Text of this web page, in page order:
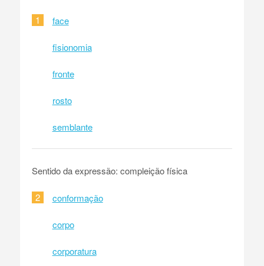
1 face
fisionomia
fronte
rosto
semblante
Sentido da expressão: compleição física
2 conformação
corpo
corporatura